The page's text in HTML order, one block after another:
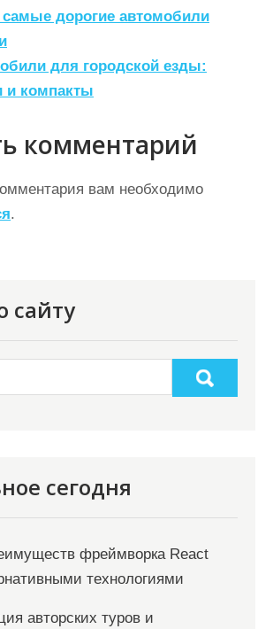
дорогие автомобили
для городской езды:
и компакты
комментарий
вам необходимо
.
сайту
сегодня
фреймворка React
технологиями
авторских туров и